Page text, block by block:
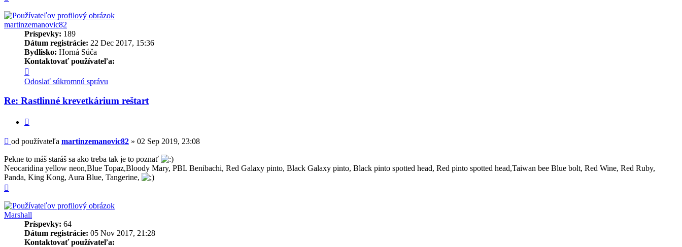
martinzemanovic82
Príspevky: 189
Dátum registrácie: 22 Dec 2017, 15:36
Bydlisko: Horná Súča
Kontaktovať používateľa:
informácie
používateľa
martinzemanovic82
Odoslať súkromnú správu
Re: Rastlinné krevetkárium reštart
Príspevok
od používateľa martinzemanovic82 » 02 Sep 2019, 23:08
Pekne to máš staráš sa ako treba tak je to poznať
Neocaridina yellow neon,Blue Topaz,Bloody Mary, PBL Benibachi, Red Galaxy pinto, Black Galaxy pinto, Black pinto spotted head, Red pinto spotted head,Taiwan bee Blue bolt, Red Wine, Red Ruby,
Panda, King Kong, Aura Blue, Tangerine,
Marshall
Príspevky: 64
Dátum registrácie: 05 Nov 2017, 21:28
Kontaktovať používateľa: